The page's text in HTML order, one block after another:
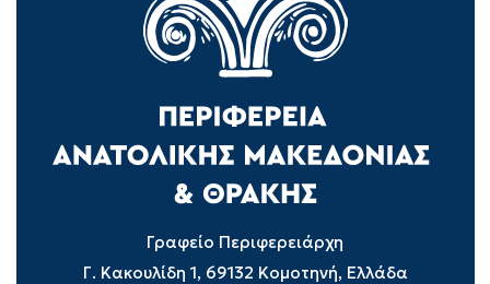
Γραφείο Περιφερειάρχη
Γ. Κακουλίδη 1, 69132 Κομοτηνή, Ελλάδα